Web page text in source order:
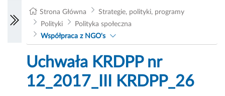
Strona Główna
Strategie, polityki, programy
Polityki
Polityka społeczna
Współpraca z NGO's
Uchwała KRDPP nr
12_2017_III KRDPP_26